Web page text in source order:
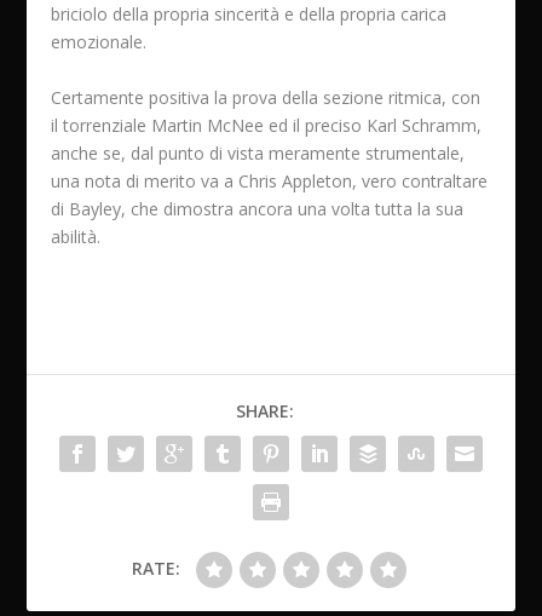
briciolo della propria sincerità e della propria carica
emozionale.
Certamente positiva la prova della sezione ritmica, con
il torrenziale Martin McNee ed il preciso Karl Schramm,
anche se, dal punto di vista meramente strumentale,
una nota di merito va a Chris Appleton, vero contraltare
di Bayley, che dimostra ancora una volta tutta la sua
abilità.
SHARE:
RATE: